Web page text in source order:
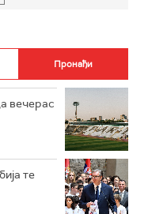
вечерас
те